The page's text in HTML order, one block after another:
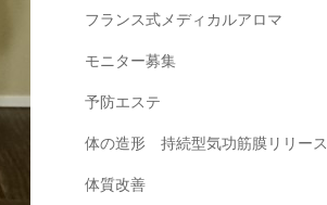
フランス式メディカルアロマ
モニター募集
予防エステ
体の造形 持続型気功筋膜リリース
体質改善